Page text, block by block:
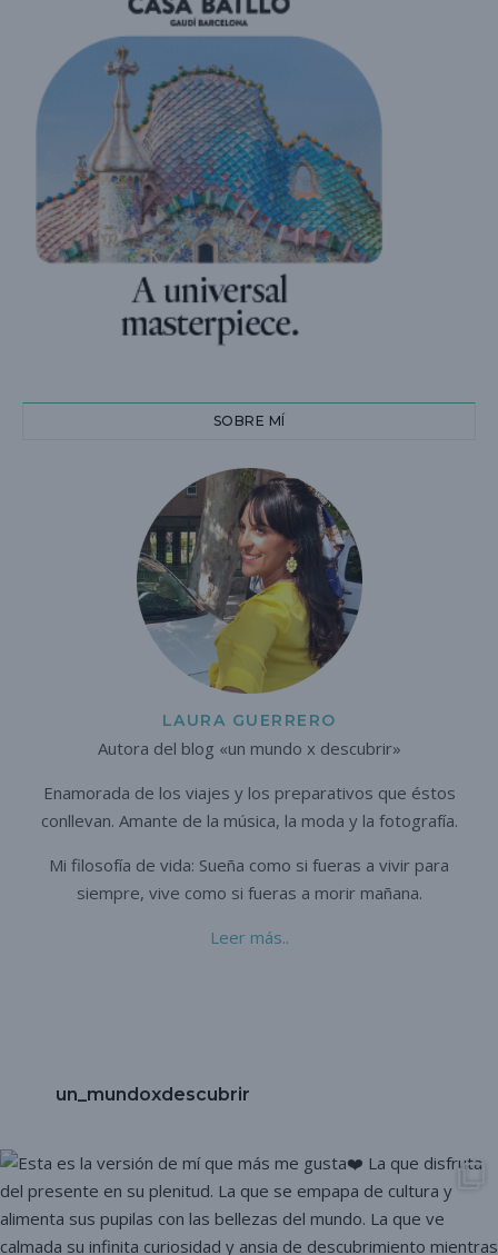
SOBRE MÍ
LAURA GUERRERO
Autora del blog «un mundo x descubrir»
Enamorada de los viajes y los preparativos que éstos
conllevan. Amante de la música, la moda y la fotografía.
Mi filosofía de vida: Sueña como si fueras a vivir para
siempre, vive como si fueras a morir mañana.
Leer más..
un_mundoxdescubrir